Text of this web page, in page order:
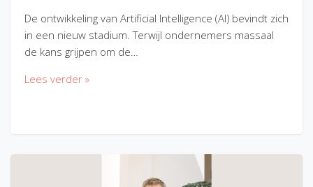
De ontwikkeling van Artificial Intelligence (AI) bevindt zich
in een nieuw stadium. Terwijl ondernemers massaal
de kans grijpen om de…
Lees verder »